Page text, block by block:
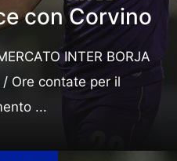
con Corvino
INTER BORJA
/ Ore contate per il
...